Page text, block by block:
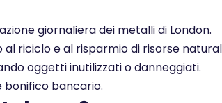
giornaliera dei metalli di London.
riciclo e al risparmio di risorse
oggetti inutilizzati o danneggiati.
bancario.